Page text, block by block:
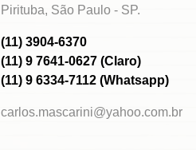
Pirituba, São Paulo - SP.
(11) 3904-6370
(11) 9 7641-0627 (Claro)
(11) 9 6334-7112 (Whatsapp)
carlos.mascarini@yahoo.com.br